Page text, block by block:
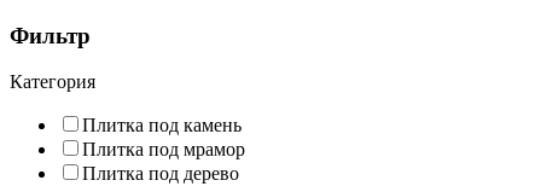
Фильтр
Категория
Плитка под камень
Плитка под мрамор
Плитка под дерево